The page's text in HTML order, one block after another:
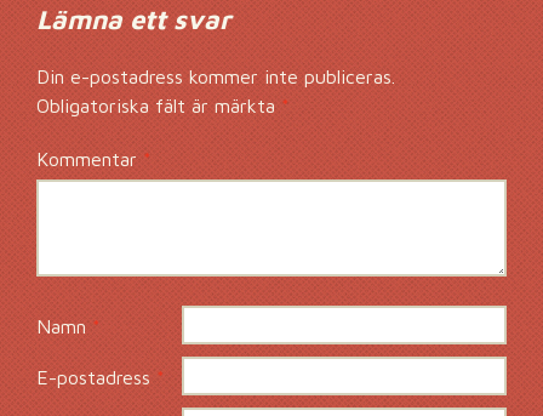
Lämna ett svar
Din e-postadress kommer inte publiceras.
Obligatoriska fält är märkta *
Kommentar*
Namn*
E-postadress*